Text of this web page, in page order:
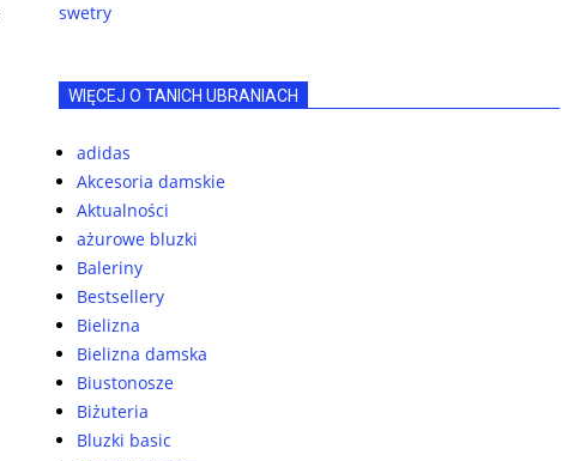
swetry
WIĘCEJ O TANICH UBRANIACH
adidas
Akcesoria damskie
Aktualności
ażurowe bluzki
Baleriny
Bestsellery
Bielizna
Bielizna damska
Biustonosze
Biżuteria
Bluzki basic